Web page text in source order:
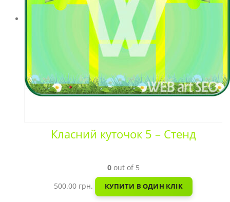
Класний куточок 5 – Стенд
0out of 5
500.00 грн. КУПИТИ В ОДИН КЛІК